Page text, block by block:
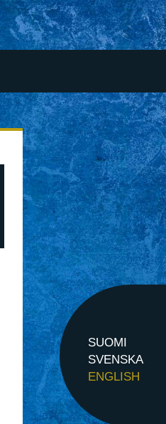
SUOMI
SVENSKA
ENGLISH